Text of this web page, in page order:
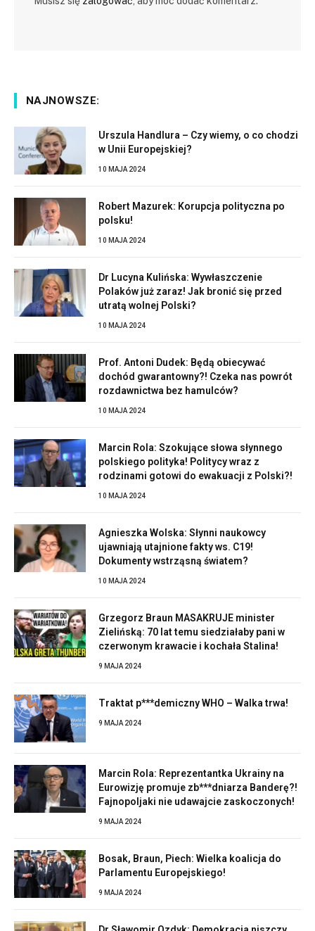
NAJNOWSZE:
Urszula Handlura – Czy wiemy, o co chodzi
w Unii Europejskiej?
10 MAJA 2024
Robert Mazurek: Korupcja polityczna po
polsku!
10 MAJA 2024
Dr Lucyna Kulińska: Wywłaszczenie
Polaków już zaraz! Jak bronić się przed
utratą wolnej Polski?
10 MAJA 2024
Prof. Antoni Dudek: Będą obiecywać
dochód gwarantowny?! Czeka nas powrót
rozdawnictwa bez hamulców?
10 MAJA 2024
Marcin Rola: Szokujące słowa słynnego
polskiego polityka! Politycy wraz z
rodzinami gotowi do ewakuacji z Polski?!
10 MAJA 2024
Agnieszka Wolska: Słynni naukowcy
ujawniają utajnione fakty ws. C19!
Dokumenty wstrząsną światem?
10 MAJA 2024
Grzegorz Braun MASAKRUJE minister
Zielińską: 70 lat temu siedziałaby pani w
czerwonym krawacie i kochała Stalina!
9 MAJA 2024
Traktat p***demiczny WHO – Walka trwa!
9 MAJA 2024
Marcin Rola: Reprezentantka Ukrainy na
Eurowizję promuje zb***dniarza Banderę?!
Fajnopoljaki nie udawajcie zaskoczonych!
9 MAJA 2024
Bosak, Braun, Piech: Wielka koalicja do
Parlamentu Europejskiego!
9 MAJA 2024